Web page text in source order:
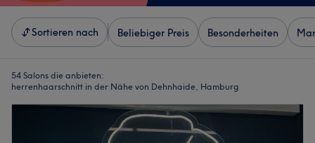
Sortieren nach Beliebiger Preis Besonderheiten
54 Salons die anbieten:
herrenhaarschnitt in der Nähe von Dehnhaide, Hamburg